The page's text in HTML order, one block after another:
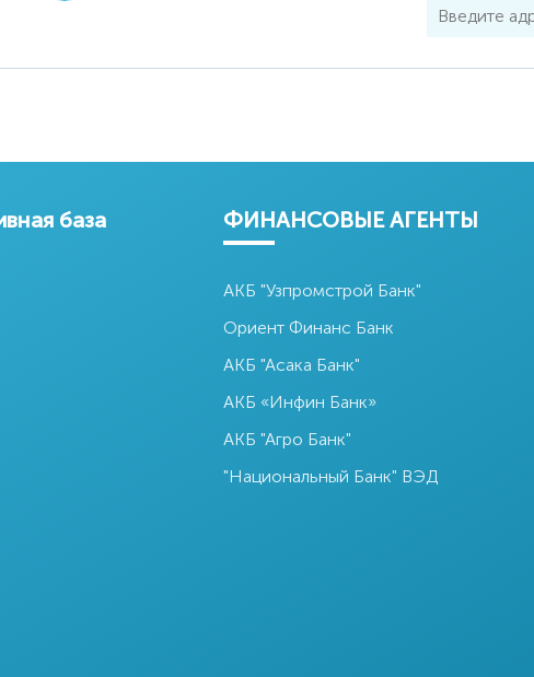
база ФИНАНСОВЫЕ АГЕНТЫ
АКБ "Узпромстрой Банк"
Ориент Финанс Банк
АКБ "Асака Банк"
АКБ «Инфин Банк»
АКБ "Агро Банк"
"Национальный Банк" ВЭД